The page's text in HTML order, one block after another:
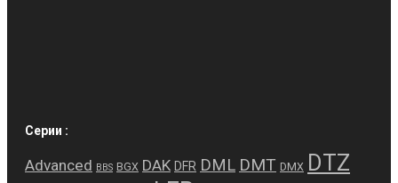
Серии :
Advanced BBS BGX DAK DFR DML DMT DMX DTZ